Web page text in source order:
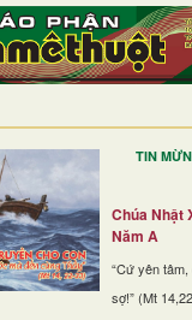
TIN
Chúa Nhật
Năm A
“Cứ yên
sợ!” (Mt